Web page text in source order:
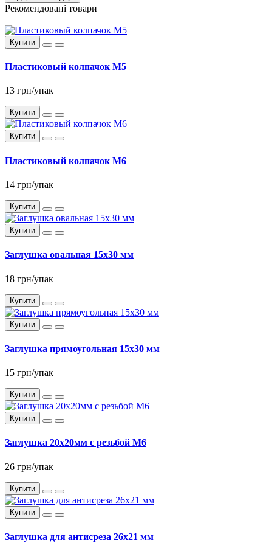
Рекомендовані товари
Купити
Пластиковый колпачок М5
13 грн/упак
Купити
Купити
Пластиковый колпачок М6
14 грн/упак
Купити
Купити
Заглушка овальная 15x30 мм
18 грн/упак
Купити
Купити
Заглушка прямоугольная 15x30 мм
15 грн/упак
Купити
Купити
Заглушка 20x20мм с резьбой М6
26 грн/упак
Купити
Купити
Заглушка для антисреза 26x21 мм